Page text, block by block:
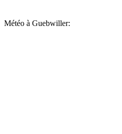
Météo à Guebwiller: